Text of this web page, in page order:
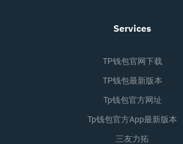
Services
TP钱包官网下载
TP钱包最新版本
Tp钱包官方网址
Tp钱包官方app最新版本
三友力拓